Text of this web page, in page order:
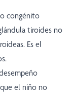
congénito
tiroides no
Es el
el niño no